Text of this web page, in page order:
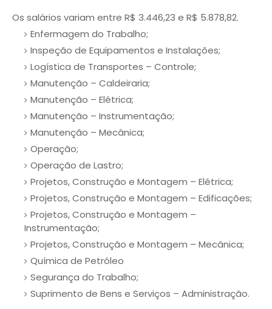
Os salários variam entre R$ 3.446,23 e R$ 5.878,82.
Enfermagem do Trabalho;
Inspeção de Equipamentos e Instalações;
Logística de Transportes – Controle;
Manutenção – Caldeiraria;
Manutenção – Elétrica;
Manutenção – Instrumentação;
Manutenção – Mecânica;
Operação;
Operação de Lastro;
Projetos, Construção e Montagem – Elétrica;
Projetos, Construção e Montagem – Edificações;
Projetos, Construção e Montagem –
Instrumentação;
Projetos, Construção e Montagem – Mecânica;
Química de Petróleo
Segurança do Trabalho;
Suprimento de Bens e Serviços – Administração.